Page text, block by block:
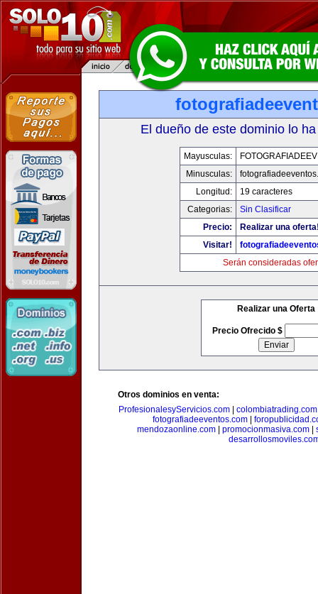
El dueño de este dominio lo
Mayusculas:
Minusculas:
Longitud:
19 caracteres
Categorias:
Sin Clasificar
Precio:
Realizar una
Visitar!
Serán consideradas
Realizar una Oferta
Precio Ofrecido $
Otros dominios en venta:
ProfesionalesyServicios.com| colombiatrading.com
fotografiadeeventos.com|
mendozaonline.com| promocionmasiva.com|